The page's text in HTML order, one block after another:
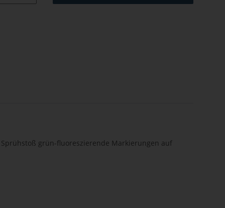
grün-fluoreszierende Markierungen auf